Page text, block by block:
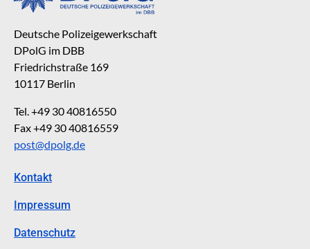
Deutsche Polizeigewerkschaft
DPolG im DBB
Friedrichstraße 169
10117 Berlin
Tel. +49 30 40816550
Fax +49 30 40816559
post@dpolg.de
Kontakt
Impressum
Datenschutz